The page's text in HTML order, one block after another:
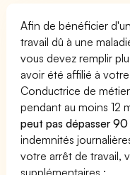
Afin de bénéficier
travail dû à une
vous devez remplir
avoir été affilié à
Conductrice de
pendant au moins 12
peut pas dépasser 90
indemnités
votre arrêt de travail,
supplémentaires :